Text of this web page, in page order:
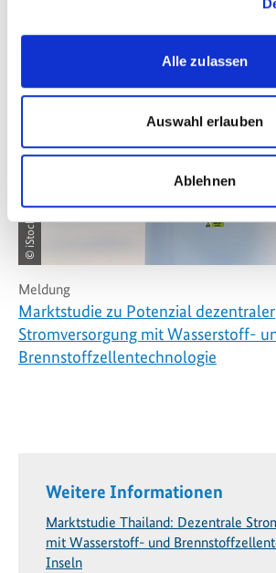
Alle zulassen
Auswahl erlauben
Ablehnen
© iStock/Petmal
Meldung
Marktstudie zu Potenzial dezentraler
Stromversorgung mit Wasserstoff-
Brennstoffzellentechnologie
Weitere Informationen
Marktstudie Thailand: Dezentrale
mit Wasserstoff- und
Inseln